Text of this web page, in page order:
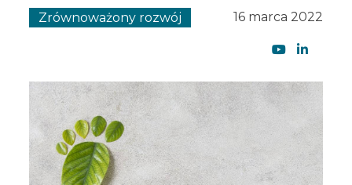
Zrównoważony rozwój 16 marca 2022